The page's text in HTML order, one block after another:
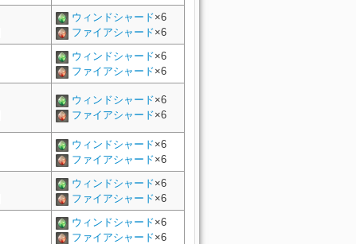
ウィンドシャード×6
ファイアシャード×6
ウィンドシャード×6
ファイアシャード×6
ウィンドシャード×6
ファイアシャード×6
ウィンドシャード×6
ファイアシャード×6
ウィンドシャード×6
ファイアシャード×6
ウィンドシャード×6
ファイアシャード×6